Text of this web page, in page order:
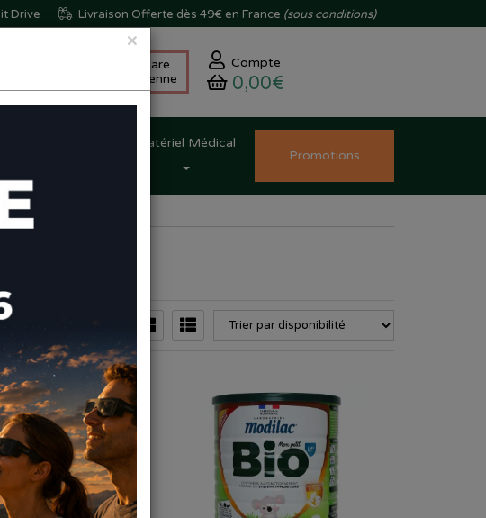
Drive Livraison Offerte dès 49€ en France (sous conditions)
Skincare
Coréenne
Compte
0,00€
Matériel Médical
Promotions
×